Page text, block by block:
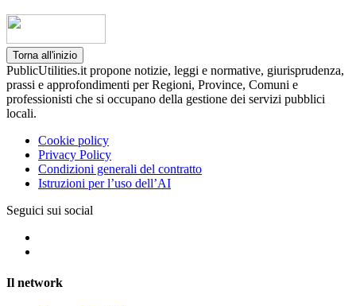
Torna all'inizio
PublicUtilities.it propone notizie, leggi e normative, giurisprudenza,
prassi e approfondimenti per Regioni, Province, Comuni e
professionisti che si occupano della gestione dei servizi pubblici
locali.
Cookie policy
Privacy Policy
Condizioni generali del contratto
Istruzioni per l’uso dell’AI
Seguici sui social
Il network